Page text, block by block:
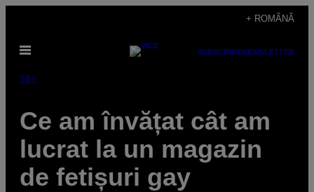
content
+ ROMÂNĂ
Open
SUBSCRIBENEWSLETTER
18+
Ce am învățat cât am
lucrat la un magazin
de fetișuri gay